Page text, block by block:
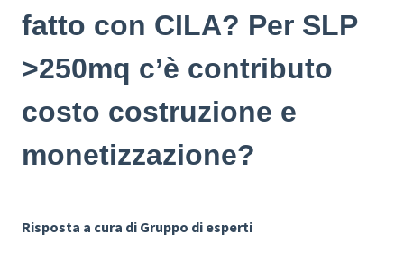
fatto con CILA? Per SLP
>250mq c’è contributo
costo costruzione e
monetizzazione?
Risposta a cura di Gruppo di esperti